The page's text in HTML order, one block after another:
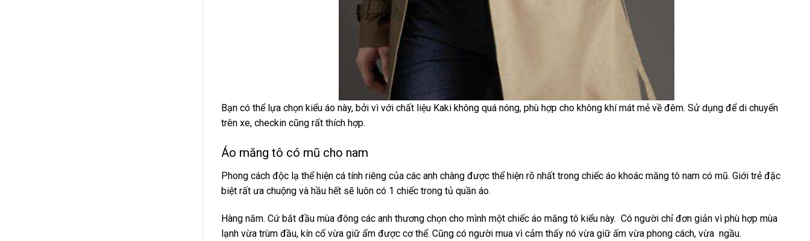
Bạn có thể lựa chọn kiểu áo này, bởi vì với chất liệu Kaki không quá nóng, phù hợp cho không khí mát mẻ về đêm. Sử dụng để di chuyển
trên xe, checkin cũng rất thích hợp.
Áo măng tô có mũ cho nam
Phong cách độc lạ thể hiện cá tính riêng của các anh chàng được thể hiện rõ nhất trong chiếc áo khoác măng tô nam có mũ. Giới trẻ đặc
biệt rất ưa chuộng và hầu hết sẽ luôn có 1 chiếc trong tủ quần áo.
Hàng năm. Cứ bắt đầu mùa đông các anh thương chọn cho mình một chiếc áo măng tô kiểu này. Có người chỉ đơn giản vì phù hợp mùa
lạnh vừa trùm đầu, kín cổ vừa giữ ẩm được cơ thể. Cũng có người mua vì cảm thấy nó vừa giữ ấm vừa phong cách, vừa ngầu.